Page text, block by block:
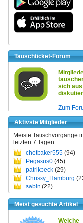
Tauschticket-Forum
sich aus
Zum
Aktivste Mitglieder
Meiste Tauschvorgänge
letzten 7 Tagen:
chetbaker555 (94)
Pegasus0 (45)
patrikbeck (29)
Chrissy_Hamburg
sabin (22)
Meist gesuchte Artikel
Welche